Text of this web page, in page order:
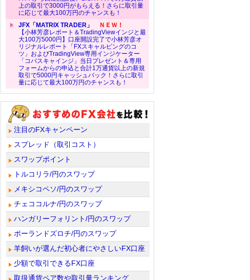
上の取引で3000円がもらえる！さらに取引量
に応じて最大100万円のチャンスも！
JFX「MATRIX TRADER」
ＮＥＷ！
【小林芳彦レポート＆TradingViewインジと最
大100万5000円】口座開設完了で小林芳彦オ
リジナルレポート「FXスキャルピングのコ
ツ」およびTradingView専用インジケーター
「コバスキャインジ」当日プレゼント＆専用
フォームからの申込と合計1万通貨以上の新規
取引で5000円キャッシュバック！さらに取引
量に応じて最大100万円のチャンスも！
注目のFXキャンペーン
スプレッド（取引コスト）
スワップポイント
トルコリラ/円のスワップ
メキシコペソ/円のスワップ
チェココルナ/円のスワップ
ハンガリーフォリント/円のスワップ
ポーランドズロチ/円のスワップ
羊飼いが選んだ初心者にやさしいFX口座
少額で取引できるFX口座
取扱通貨ペア数や取引量ランキング